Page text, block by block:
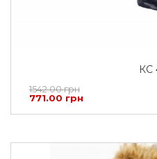
КС
1542.00 грн
771.00 грн